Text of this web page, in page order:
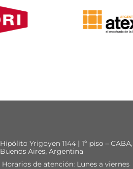
Hipólito Yrigoyen 1144 | 1º piso – CABA,
Buenos Aires, Argentina
Horarios de atención: Lunes a viernes